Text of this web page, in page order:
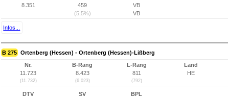
8.351
459
(5,5%)
VB
VB
Infos...
B 275 Ortenberg (Hessen) - Ortenberg (Hessen)-Lißberg
Nr.
11.723
(11.732)
B-Rang
8.423
(6.023)
L-Rang
811
(792)
Land
HE
DTV
SV
BPL